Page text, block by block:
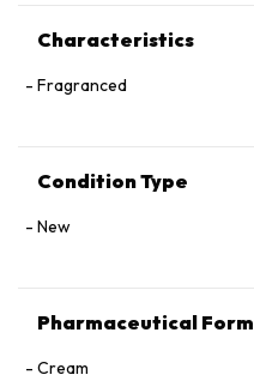
Characteristics
Fragranced
Condition Type
New
Pharmaceutical Form
Cream